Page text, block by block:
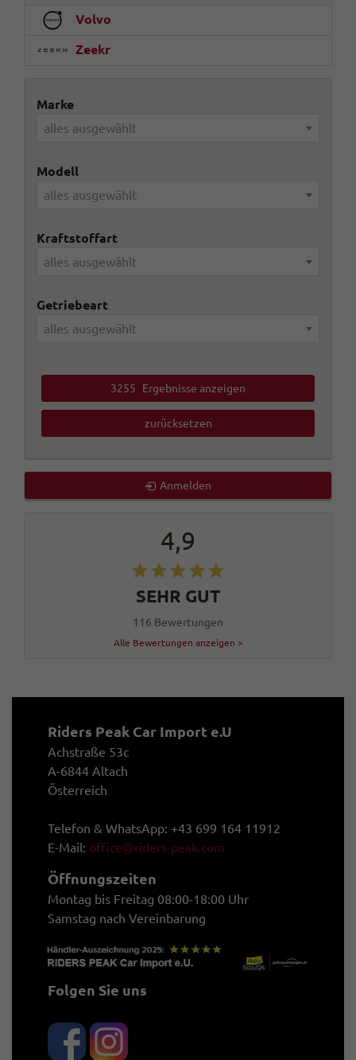
Volvo
Zeekr
Marke
alles ausgewählt
Modell
alles ausgewählt
Kraftstoffart
alles ausgewählt
Getriebeart
alles ausgewählt
3255 Ergebnisse anzeigen
zurücksetzen
Anmelden
4,9
SEHR GUT
116 Bewertungen
Alle Bewertungen anzeigen >
Riders Peak Car Import e.U
Achstraße 53c
A-6844 Altach
Österreich
Telefon & WhatsApp: +43 699 164 11912
E-Mail: office@riders-peak.com
Öffnungszeiten
Montag bis Freitag 08:00-18:00 Uhr
Samstag nach Vereinbarung
Folgen Sie uns